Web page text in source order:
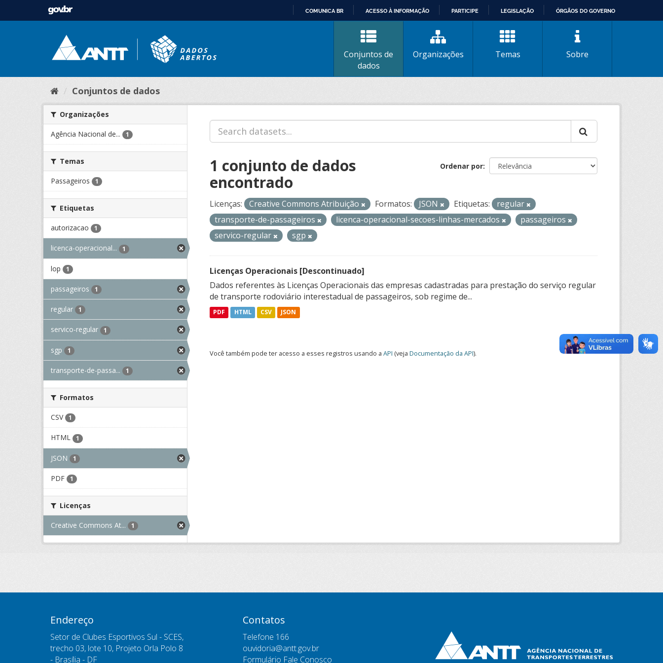
CONTEÚDO
COMUNICA BR ACESSO À INFORMAÇÃO PARTICIPE LEGISLAÇÃO ÓRGÃOS DO GOVERNO
Conjuntos de
dados
Organizações Temas Sobre
Conjuntos de dados
Organizações
Agência Nacional de... 1
Temas
Passageiros 1
Etiquetas
autorizacao 1
licenca-operacional... 1
lop 1
passageiros 1
regular 1
servico-regular 1
sgp 1
transporte-de-passa... 1
Formatos
CSV 1
HTML 1
JSON 1
PDF 1
Licenças
Creative Commons At... 1
Ordenar por
1 conjunto de dados
encontrado
Licenças: Creative Commons Atribuição Formatos: JSON Etiquetas:
regular
transporte-de-passageiros
licenca-operacional-secoes-linhas-mercados
passageiros
servico-regular
sgp
Licenças Operacionais [Descontinuado]
Dados referentes às Licenças Operacionais das empresas cadastradas para prestação do serviço regular
de transporte rodoviário interestadual de passageiros, sob regime de...
PDF HTML CSV JSON
Você também pode ter acesso a esses registros usando a API (veja Documentação da API).
Endereço
Setor de Clubes Esportivos Sul - SCES,
trecho 03, lote 10, Projeto Orla Polo 8
- Brasília - DF
Contatos
Telefone 166
ouvidoria@antt.gov.br
Formulário Fale Conosco